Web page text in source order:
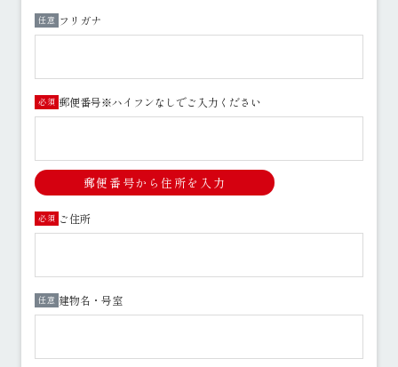
任意 フリガナ
必須 郵便番号※ハイフンなしでご入力ください
郵便番号から住所を入力
必須 ご住所
任意 建物名・号室